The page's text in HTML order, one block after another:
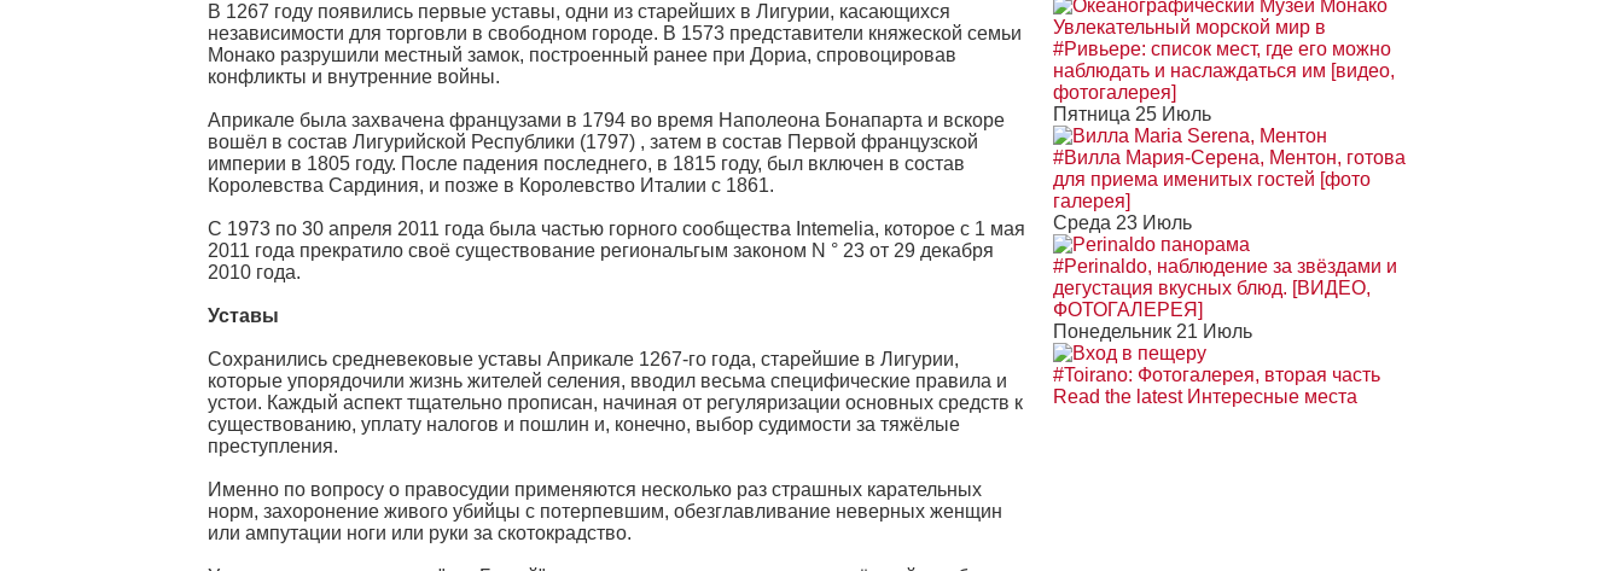
В 1267 году появились первые уставы, одни из старейших в Лигурии, касающихся
независимости для торговли в свободном городе. В 1573 представители княжеской семьи
Монако разрушили местный замок, построенный ранее при Дориа, спровоцировав
конфликты и внутренние войны.
Априкале была захвачена французами в 1794 во время Наполеона Бонапарта и вскоре
вошёл в состав Лигурийской Республики (1797) , затем в состав Первой французской
империи в 1805 году. После падения последнего, в 1815 году, был включен в состав
Королевства Сардиния, и позже в Королевство Италии с 1861.
С 1973 по 30 апреля 2011 года была частью горного сообщества Intemelia, которое с 1 мая
2011 года прекратило своё существование региональгым законом N ° 23 от 29 декабря
2010 года.
Уставы
Сохранились средневековые уставы Априкале 1267-го года, старейшие в Лигурии,
которые упорядочили жизнь жителей селения, вводил весьма специфические правила и
устои. Каждый аспект тщательно прописан, начиная от регуляризации основных средств к
существованию, уплату налогов и пошлин и, конечно, выбор судимости за тяжёлые
преступления.
Именно по вопросу о правосудии применяются несколько раз страшных карательных
норм, захоронение живого убийцы с потерпевшим, обезглавливание неверных женщин
или ампутации ноги или руки за скотокрадство.
Увлекательный морской мир в
#Ривьере: список мест, где его можно
наблюдать и наслаждаться им [видео,
фотогалерея]
Пятница 25 Июль
#Вилла Мария-Серена, Ментон, готова
для приема именитых гостей [фото
галерея]
Среда 23 Июль
#Perinaldo, наблюдение за звёздами и
дегустация вкусных блюд. [ВИДЕО,
ФОТОГАЛЕРЕЯ]
Понедельник 21 Июль
#Toirano: Фотогалерея, вторая часть
Read the latest Интересные места